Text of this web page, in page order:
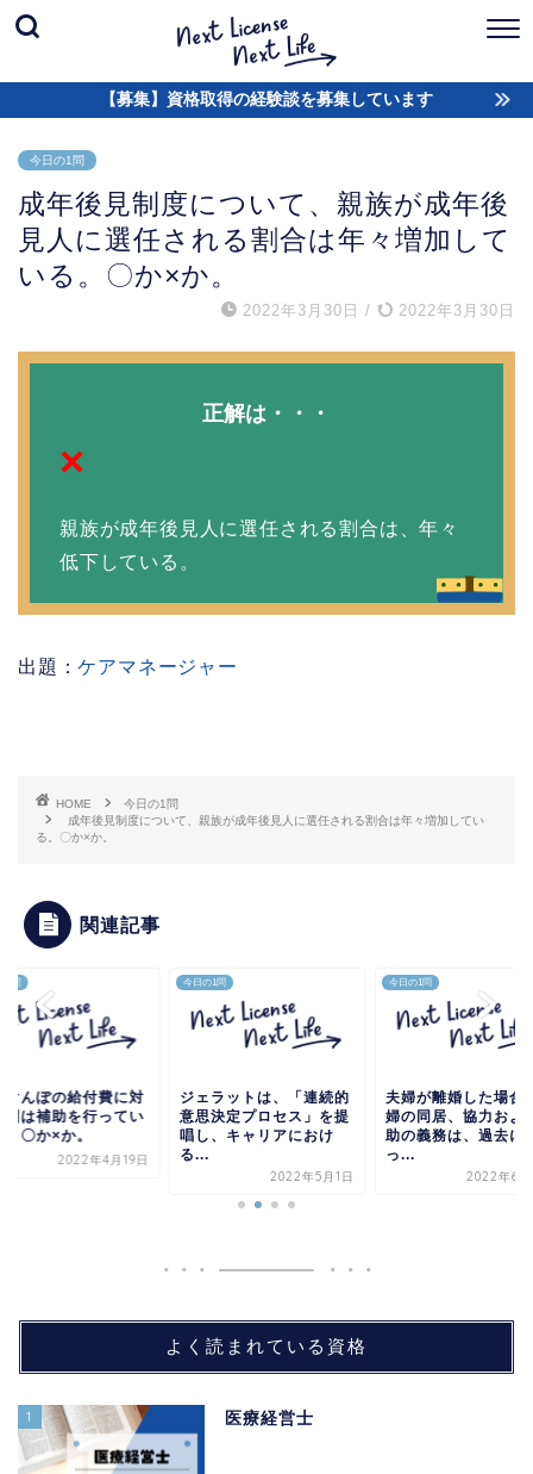
【募集】資格取得の経験談を募集しています
今日の1問
成年後見制度について、親族が成年後
見人に選任される割合は年々増加して
いる。〇か×か。
2022年3月30日 / 2022年3月30日
正解は・・・
×
親族が成年後見人に選任される割合は、年々
低下している。
出題：ケアマネージャー
HOME
今日の1問
成年後見制度について、親族が成年後見人に選任される割合は年々増加してい
る。〇か×か。
関連記事
1問
けんぽの給付費に対
国は補助を行ってい
。〇か×か。
2022年4月19日
今日の1問
ジェラットは、「連続的
意思決定プロセス」を提
唱し、キャリアにおけ
る...
2022年5月1日
今日の1問
夫婦が離婚した場合
婦の同居、協力およ
助の義務は、過去に
っ...
2022年6
よく読まれている資格
1 医療経営士